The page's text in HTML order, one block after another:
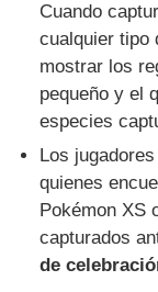
Cuando
cualquier tipo
mostrar los
pequeño y el
especies
Los
quienes
Pokémon XS
capturados
de